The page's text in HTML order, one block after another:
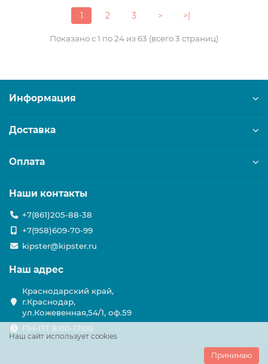
1 2 3 > >|
Показано с 1 по 24 из 63 (всего 3 страниц)
Наш сайт использует cookies
Принимаю
Информация
Доставка
Оплата
Наши контакты
+7(861)205-88-38
+7(958)609-70-99
kipster@kipster.ru
Наш адрес
Краснодарский край,
г.Краснодар,
ул.Кожевенная,54/1, оф.59
ПН-ПТ 8:00-17:00